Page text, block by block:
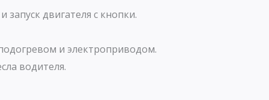
запуск двигателя с кнопки.
и электроприводом.
водителя.